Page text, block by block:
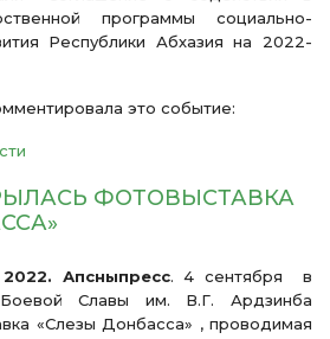
программы социально-
Республики Абхазия на 2022-
это событие:
ФОТОВЫСТАВКА
Апсныпресс. 4 сентября в
Славы им. В.Г. Ардзинба
«Слезы Донбасса» , проводимая